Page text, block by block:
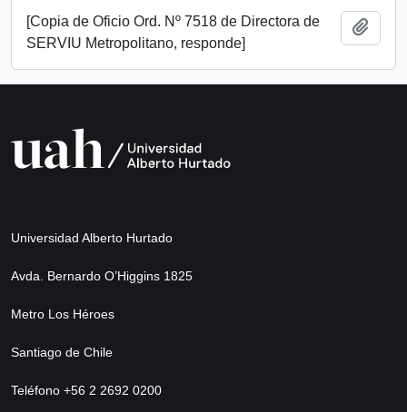
[Copia de Oficio Ord. Nº 7518 de Directora de
SERVIU Metropolitano, responde]
Universidad Alberto Hurtado
Avda. Bernardo O’Higgins 1825
Metro Los Héroes
Santiago de Chile
Teléfono +56 2 2692 0200